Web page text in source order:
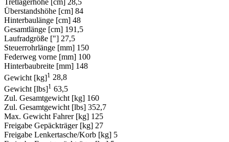
Tretlagerhöhe [cm] 28,5
Überstandshöhe [cm] 84
Hinterbaulänge [cm] 48
Gesamtlänge [cm] 191,5
Laufradgröße ["] 27,5
Steuerrohrlänge [mm] 150
Federweg vorne [mm] 100
Hinterbaubreite [mm] 148
Gewicht [kg]1 28,8
Gewicht [lbs]1 63,5
Zul. Gesamtgewicht [kg] 160
Zul. Gesamtgewicht [lbs] 352,7
Max. Gewicht Fahrer [kg] 125
Freigabe Gepäckträger [kg] 27
Freigabe Lenkertasche/Korb [kg] 5